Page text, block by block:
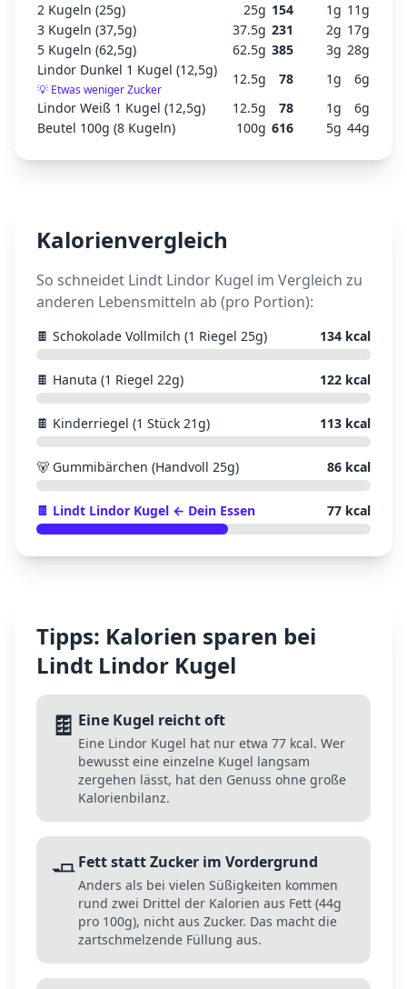
2 Kugeln (25g) 25g 154 1g 11g
3 Kugeln (37,5g)
37.5g 231 2g 17g
5 Kugeln (62,5g)
62.5g 385 3g 28g
Lindor Dunkel 1 Kugel (12,5g)
💡 Etwas weniger Zucker
12.5g 78 1g 6g
Lindor Weiß 1 Kugel (12,5g)
12.5g 78 1g 6g
Beutel 100g (8 Kugeln)
100g 616 5g 44g
Kalorienvergleich
So schneidet Lindt Lindor Kugel im Vergleich zu
anderen Lebensmitteln ab (pro Portion):
🍫 Schokolade Vollmilch (1 Riegel 25g) 134 kcal
🍫 Hanuta (1 Riegel 22g) 122 kcal
🍫 Kinderriegel (1 Stück 21g) 113 kcal
🐻 Gummibärchen (Handvoll 25g) 86 kcal
🍫 Lindt Lindor Kugel ← Dein Essen 77 kcal
Tipps: Kalorien sparen bei
Lindt Lindor Kugel
🍫 Eine Kugel reicht oft
Eine Lindor Kugel hat nur etwa 77 kcal. Wer
bewusst eine einzelne Kugel langsam
zergehen lässt, hat den Genuss ohne große
Kalorienbilanz.
🧈Fett statt Zucker im Vordergrund
Anders als bei vielen Süßigkeiten kommen
rund zwei Drittel der Kalorien aus Fett (44g
pro 100g), nicht aus Zucker. Das macht die
zartschmelzende Füllung aus.